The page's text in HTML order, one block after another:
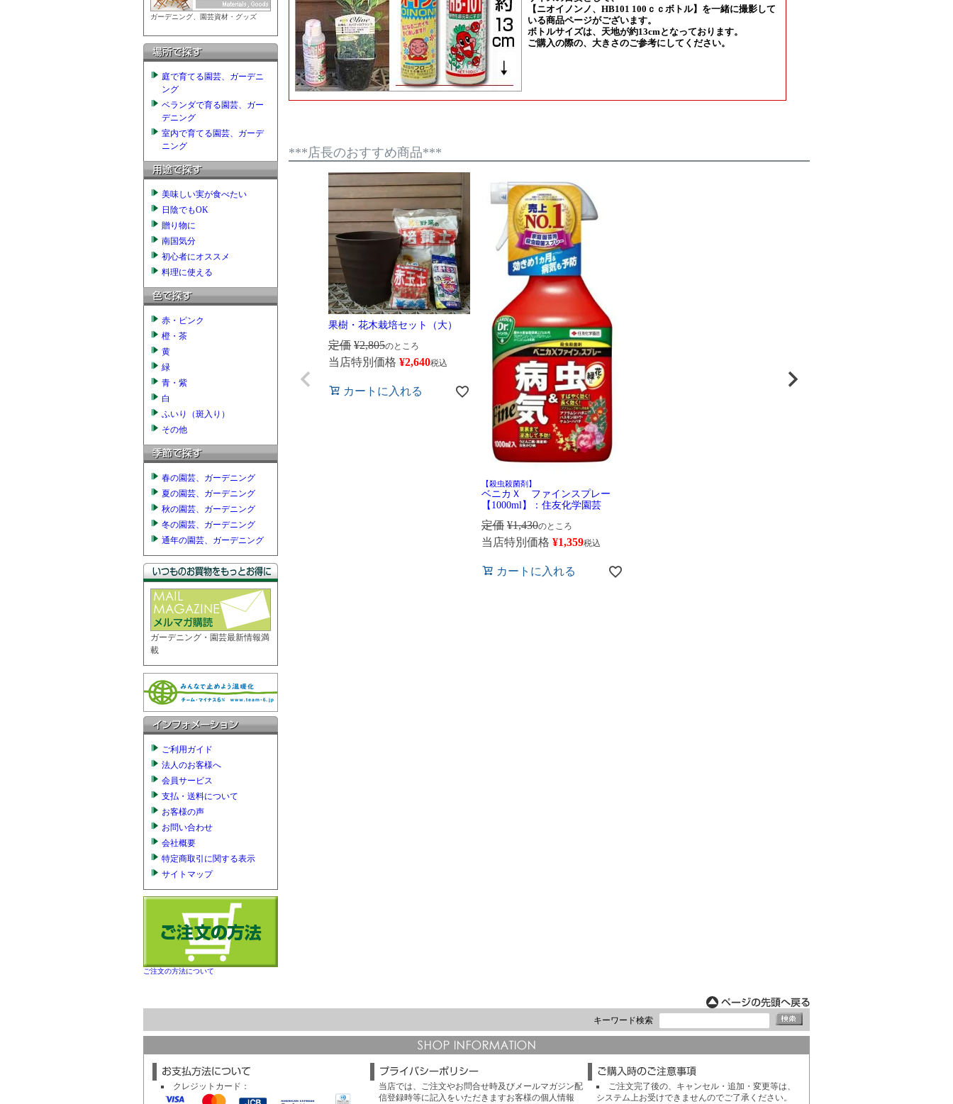
ガーデニング、園芸資材・グッズ
庭で育てる園芸、ガーデニ
ング
ベランダで育る園芸、ガー
デニング
室内で育てる園芸、ガーデ
ニング
美味しい実が食べたい
日陰でもOK
贈り物に
南国気分
初心者にオススメ
料理に使える
赤・ピンク
橙・茶
黄
緑
青・紫
白
ふいり（斑入り）
その他
春の園芸、ガーデニング
夏の園芸、ガーデニング
秋の園芸、ガーデニング
冬の園芸、ガーデニング
通年の園芸、ガーデニング
ガーデニング・園芸最新情報満
載
ご利用ガイド
法人のお客様へ
会員サービス
支払・送料について
お客様の声
お問い合わせ
会社概要
特定商取引に関する表示
サイトマップ
ご注文の方法について
***店長のおすすめ商品***
果樹・花木栽培セット（大）
定価 ¥2,805のところ
当店特別価格 ¥2,640税込
カートに入れる
【殺虫殺菌剤】
ベニカＸ ファインスプレー
【1000ml】：住友化学園芸
定価 ¥1,430のところ
当店特別価格 ¥1,359税込
カートに入れる
キーワード検索
クレジットカード：
当店では、ご注文やお問合せ時及びメールマガジン配
信登録時等に記入をいただきますお客様の個人情報
ご注文完了後の、キャンセル・追加・変更等は、
システム上お受けできませんのでご了承ください。